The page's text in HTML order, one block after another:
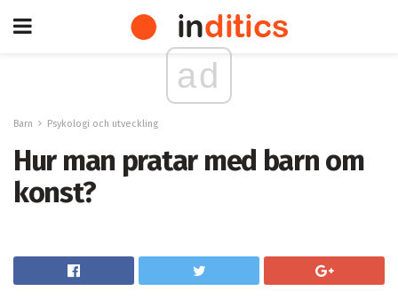
ad
Barn Psykologi och utveckling
Hur man pratar med barn om
konst?